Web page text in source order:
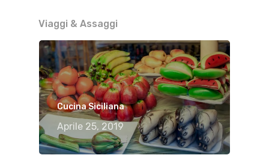
Viaggi & Assaggi
Cucina Siciliana
Aprile 25, 2019